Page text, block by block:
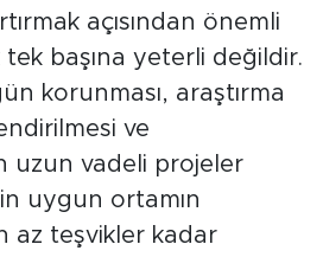
açısından önemli
tek başına yeterli değildir.
korunması, araştırma
ve
uzun vadeli projeler
uygun ortamın
az teşvikler kadar